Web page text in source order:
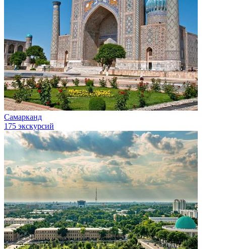
Самарканд
175 экскурсий